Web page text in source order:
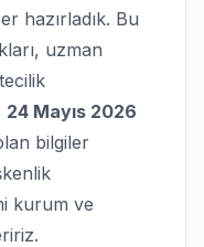
hazırladık. Bu
uzman
24 Mayıs 2026
bilgiler
kurum ve